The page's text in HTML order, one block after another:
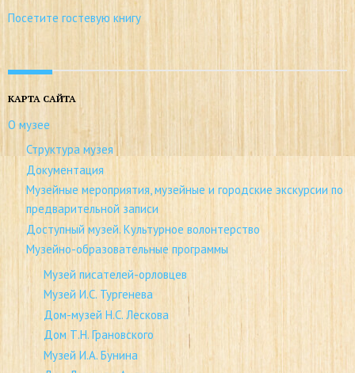
Посетите гостевую книгу
КАРТА САЙТА
О музее
Структура музея
Документация
Музейные мероприятия, музейные и городские экскурсии по
предварительной записи
Доступный музей. Культурное волонтерство
Музейно-образовательные программы
Музей писателей-орловцев
Музей И.С. Тургенева
Дом-музей Н.С. Лескова
Дом Т.Н. Грановского
Музей И.А. Бунина